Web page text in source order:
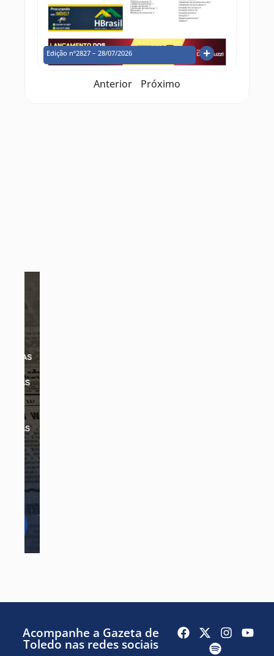
Edição nº2827 – 28/07/2026
Anterior Próximo
Acompanhe a Gazeta de
Toledo nas redes sociais